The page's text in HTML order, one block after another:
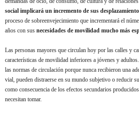
social implicará un incremento de sus
proceso de sobreenvejecimiento que incrementará el
años con sus necesidades de movilidad mucho más
Las personas mayores que circulan hoy por las calles y
características de movilidad inferiores a jóvenes y
las normas de circulación porque nunca recibieron una
vial, pueden distraerse en su mundo subjetivo o reducir
como consecuencia de los efectos secundarios
necesitan tomar.